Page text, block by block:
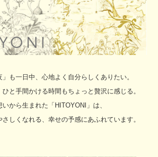
」も一日中、心地よく自分らしくありたい。
と手間かける時間もちょっと贅沢に感じる。
から生まれた「HITOYONI」は、
しくなれる、幸せの予感にあふれています。